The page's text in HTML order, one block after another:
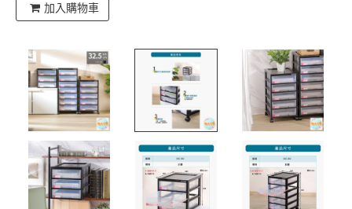
加入購物車